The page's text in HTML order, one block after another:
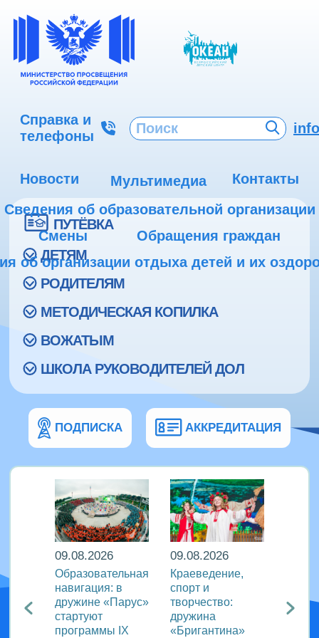
Справка и
телефоны
Новости Мультимедиа
Контакты
Сведения об образовательной организации
Смены
Обращения граждан
об организации отдыха детей и их
ПУТЁВКА
ДЕТЯМ
РОДИТЕЛЯМ
МЕТОДИЧЕСКАЯ КОПИЛКА
ВОЖАТЫМ
ШКОЛА РУКОВОДИТЕЛЕЙ ДОЛ
ПОДПИСКА АККРЕДИТАЦИЯ
09.08.2026
Образовательная
навигация: в
дружине «Парус»
стартуют
программы IX
09.08.2026
Краеведение,
спорт и
творчество:
дружина
«Бригантина»